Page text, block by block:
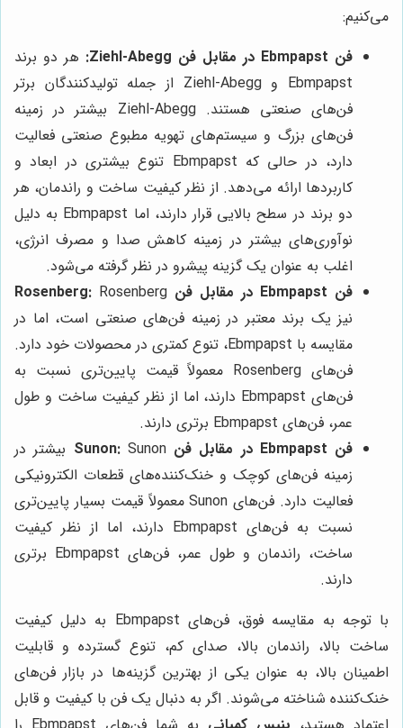
می‌کنیم:
فن Ebmpapst در مقابل فن Ziehl-Abegg:
هر دو برند
Ebmpapst و Ziehl-Abegg از جمله تولیدکنندگان برتر
فن‌های صنعتی هستند. Ziehl-Abegg بیشتر در زمینه
فن‌های بزرگ و سیستم‌های تهویه مطبوع صنعتی فعالیت
دارد، در حالی که Ebmpapst تنوع بیشتری در ابعاد و
کاربردها ارائه می‌دهد. از نظر کیفیت ساخت و راندمان، هر
دو برند در سطح بالایی قرار دارند، اما Ebmpapst به دلیل
نوآوری‌های بیشتر در زمینه کاهش صدا و مصرف انرژی،
اغلب به عنوان یک گزینه پیشرو در نظر گرفته می‌شود.
فن Ebmpapst در مقابل فن Rosenberg:
Rosenberg
نیز یک برند معتبر در زمینه فن‌های صنعتی است، اما در
مقایسه با Ebmpapst، تنوع کمتری در محصولات خود دارد.
فن‌های Rosenberg معمولاً قیمت پایین‌تری نسبت به
فن‌های Ebmpapst دارند، اما از نظر کیفیت ساخت و طول
عمر، فن‌های Ebmpapst برتری دارند.
فن Ebmpapst در مقابل فن Sunon:
Sunon بیشتر در
زمینه فن‌های کوچک و خنک‌کننده‌های قطعات الکترونیکی
فعالیت دارد. فن‌های Sunon معمولاً قیمت بسیار پایین‌تری
نسبت به فن‌های Ebmpapst دارند، اما از نظر کیفیت
ساخت، راندمان و طول عمر، فن‌های Ebmpapst برتری
دارند.
با توجه به مقایسه فوق، فن‌های Ebmpapst به دلیل کیفیت
ساخت بالا، راندمان بالا، صدای کم، تنوع گسترده و قابلیت
اطمینان بالا، به عنوان یکی از بهترین گزینه‌ها در بازار فن‌های
خنک‌کننده شناخته می‌شوند. اگر به دنبال یک فن با کیفیت و قابل